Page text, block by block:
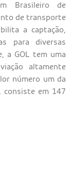
Brasileiro de
de transporte
a captação,
para diversas
a GOL tem uma
altamente
número um da
consiste em 147